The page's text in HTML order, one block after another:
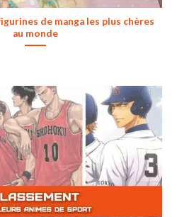
de manga les plus chères
au monde